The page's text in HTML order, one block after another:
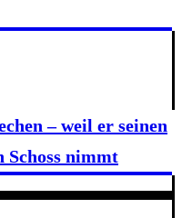
– weil er seinen
Schoss nimmt